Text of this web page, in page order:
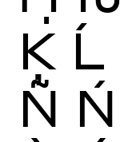
Ķ Ĺ
Ñ Ń